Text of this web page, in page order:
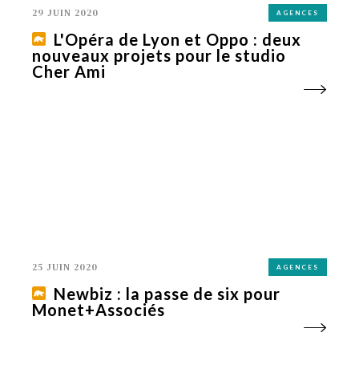
29 JUIN 2020 AGENCES
L'Opéra de Lyon et Oppo : deux
nouveaux projets pour le studio
Cher Ami
25 JUIN 2020 AGENCES
Newbiz : la passe de six pour
Monet+Associés